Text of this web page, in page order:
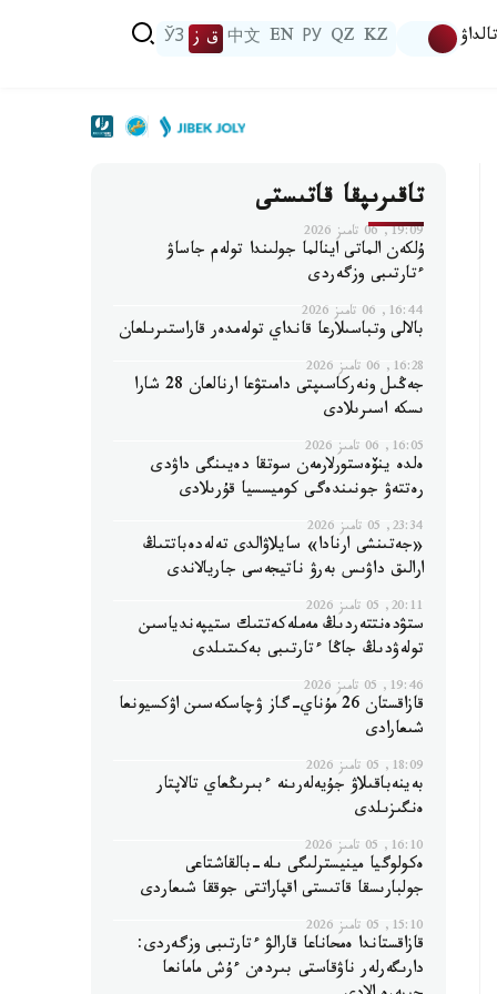
تالداۋ KZ
QZ
РУ
EN
中文 ق ز ЎЗ
تاقىرىپقا قاتىستى
19:09, 06 تامىز 2026
ۇلكەن الماتى اينالما جولىندا تولەم جاساۋ
ءتارتىبى وزگەردى
16:44, 06 تامىز 2026
بالالى وتباسىلارعا قانداي تولەمدەر قاراستىرىلعان
16:28, 06 تامىز 2026
جەڭىل ونەركاسىپتى دامىتۋعا ارنالعان 28 شارا
ىسكە اسىرىلادى
16:05, 06 تامىز 2026
ەلدە ينۆەستورلارمەن سوتقا دەيىنگى داۋدى
رەتتەۋ جونىندەگى كوميسسيا قۇرىلادى
23:34, 05 تامىز 2026
«جەتىنشى ارنادا» سايلاۋالدى تەلەدەباتتىڭ
ارالىق داۋىس بەرۋ ناتيجەسى جاريالاندى
20:11, 05 تامىز 2026
ستۋدەنتتەردىڭ مەملەكەتتىك ستيپەندياسىن
تولەۋدىڭ جاڭا ءتارتىبى بەكىتىلدى
19:46, 05 تامىز 2026
قازاقستان 26 مۇناي-گاز ۋچاسكەسىن اۋكسيونعا
شىعارادى
18:09, 05 تامىز 2026
بەينەباقىلاۋ جۇيەلەرىنە ءبىرىڭعاي تالاپتار
ەنگىزىلدى
16:10, 05 تامىز 2026
ەكولوگيا مينيسترلىگى ىلە-بالقاشتاعى
جولبارىسقا قاتىستى اقپاراتتى جوققا شىعاردى
15:10, 05 تامىز 2026
قازاقستاندا ەمحاناعا قارالۋ ءتارتىبى وزگەردى:
دارىگەرلەر ناۋقاستى بىردەن ءۇش مامانعا